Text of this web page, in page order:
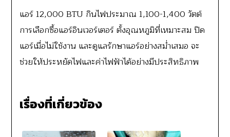
แอร์ 12,000 BTU กินไฟประมาณ 1,100-1,400 วัตต์
การเลือกซื้อแอร์อินเวอร์เตอร์ ตั้งอุณหภูมิที่เหมาะสม ปิด
แอร์เมื่อไม่ใช้งาน และดูแลรักษาแอร์อย่างสม่ำเสมอ จะ
ช่วยให้ประหยัดไฟและค่าไฟฟ้าได้อย่างมีประสิทธิภาพ
เรื่องที่เกี่ยวข้อง